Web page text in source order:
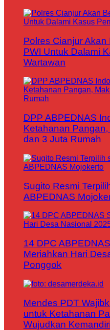
Polres Cianjur
PWI Untuk Dalami
Wartawan
DPP ABPEDNAS
Ketahanan
dan 3 Juta Rumah
Sugito Resmi
ABPEDNAS
14 DPC
Meriahkan Hari
Ponggok
Mendes PDT
untuk Ketahanan
Wujudkan